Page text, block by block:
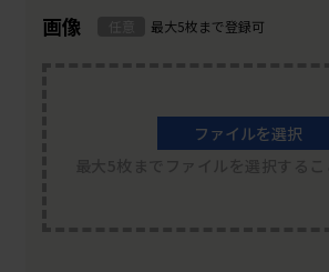
画像 最大5枚まで登録可
ファイルを選択